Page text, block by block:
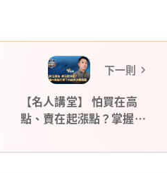
下一則
【名人講堂】 怕買在高
點、賣在起漲點？掌握４